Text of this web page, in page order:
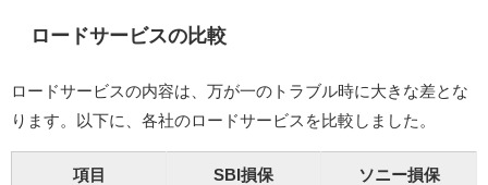
ロードサービスの比較
ロードサービスの内容は、万が一のトラブル時に大きな差とな
ります。​以下に、各社のロードサービスを比較しました。
項目 SBI損保 ソニー損保